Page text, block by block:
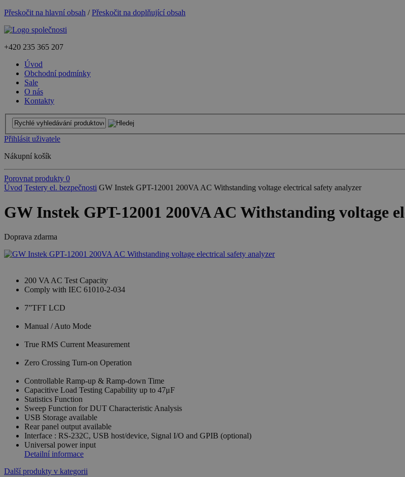
Přeskočit na hlavní obsah /Přeskočit na doplňující obsah
+420 235 365 207
Úvod
Obchodní podmínky
Sale
O nás
Kontakty
Přihlásit uživatele
Nákupní košík
Porovnat produkty 0
Úvod Testery el. bezpečnosti GW Instek GPT-12001 200VA AC Withstanding voltage electrical safety analyzer
GW Instek GPT-12001 200VA AC Withstanding voltage
Doprava zdarma
200 VA AC Test Capacity
Comply with IEC 61010-2-034
7”TFT LCD
Manual / Auto Mode
True RMS Current Measurement
Zero Crossing Turn-on Operation
Controllable Ramp-up & Ramp-down Time
Capacitive Load Testing Capability up to 47μF
Statistics Function
Sweep Function for DUT Characteristic Analysis
USB Storage available
Rear panel output available
Interface : RS-232C, USB host/device, Signal I/O and GPIB (optional)
Universal power input
Detailní informace
Další produkty v kategorii